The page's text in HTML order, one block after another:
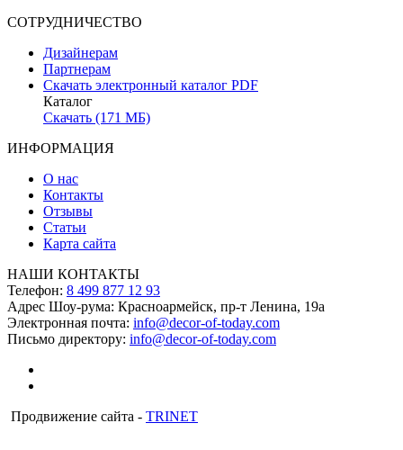
СОТРУДНИЧЕСТВО
Дизайнерам
Партнерам
Скачать электронный каталог PDF
Каталог
Скачать (171 МБ)
ИНФОРМАЦИЯ
О нас
Контакты
Отзывы
Статьи
Карта сайта
НАШИ КОНТАКТЫ
Телефон: 8 499 877 12 93
Адрес Шоу-рума: Красноармейск, пр-т Ленина, 19а
Электронная почта: info@decor-of-today.com
Письмо директору: info@decor-of-today.com
Продвижение сайта - TRINET